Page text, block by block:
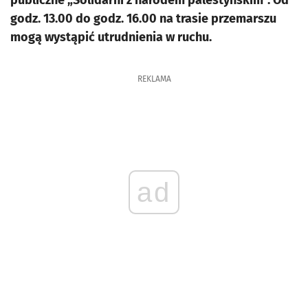
godz. 13.00 do godz. 16.00 na trasie przemarszu
mogą wystąpić utrudnienia w ruchu.
REKLAMA
ad